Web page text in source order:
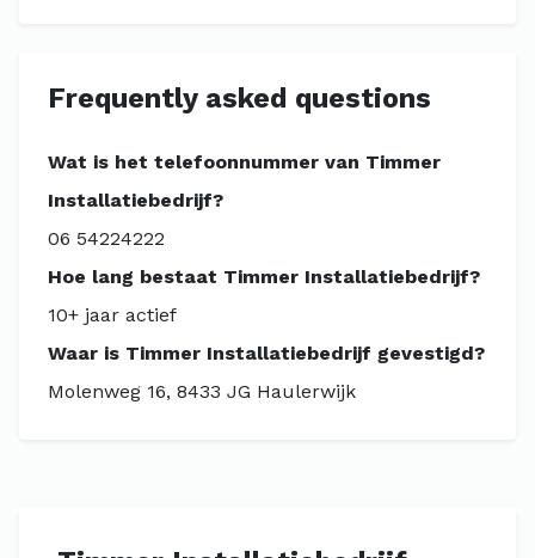
Frequently asked questions
Wat is het telefoonnummer van Timmer
Installatiebedrijf?
06 54224222
Hoe lang bestaat Timmer Installatiebedrijf?
10+ jaar actief
Waar is Timmer Installatiebedrijf gevestigd?
Molenweg 16, 8433 JG Haulerwijk